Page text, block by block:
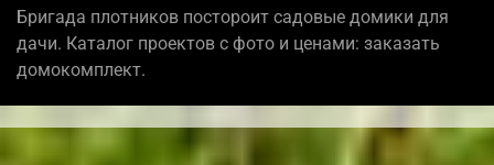
Бригада плотников постороит садовые домики для
дачи. Каталог проектов с фото и ценами: заказать
домокомплект.